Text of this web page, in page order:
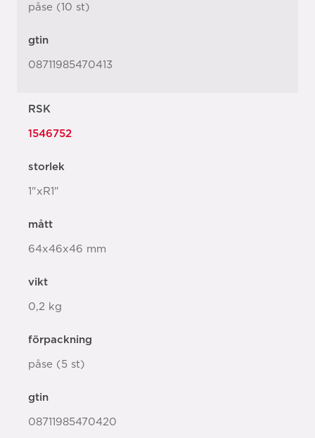
påse (10 st)
gtin
08711985470413
RSK
1546752
storlek
1"xR1"
mått
64x46x46 mm
vikt
0,2 kg
förpackning
påse (5 st)
gtin
08711985470420